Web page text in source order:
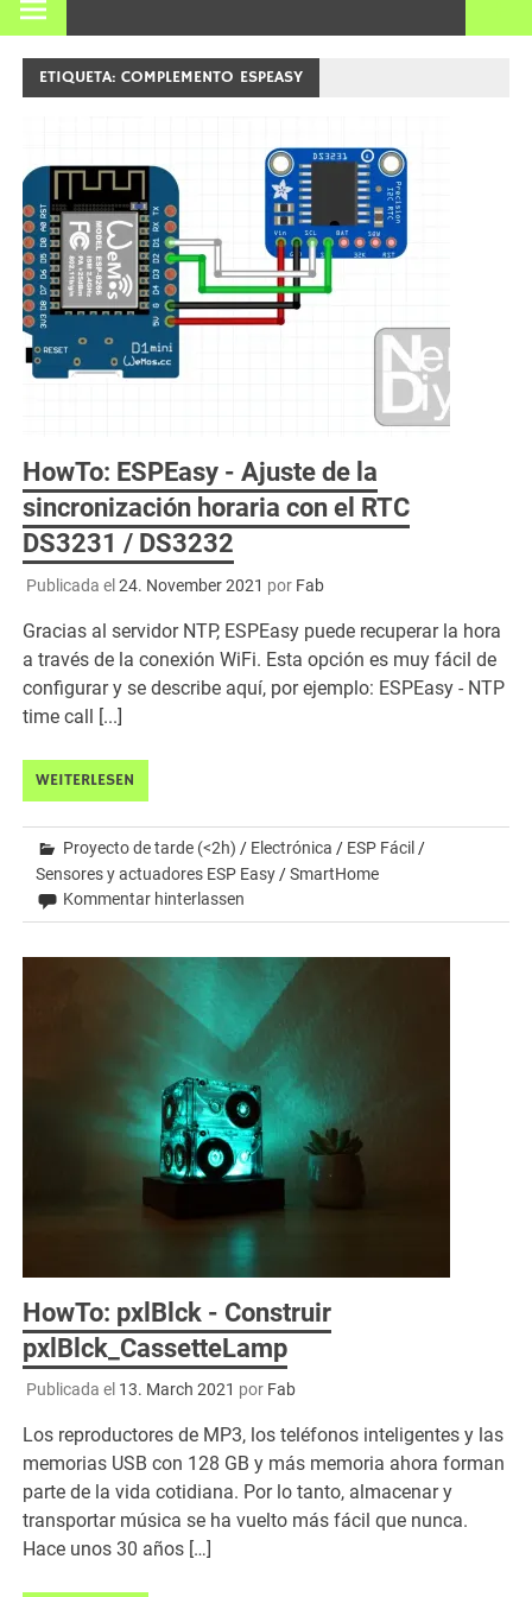
3D y
ETIQUETA:COMPLEMENTO ESPEASY
HowTo: ESPEasy - Ajuste de la
sincronización horaria con el RTC
DS3231 / DS3232
Publicada el 24. November 2021 por Fab
Gracias al servidor NTP, ESPEasy puede recuperar la hora
a través de la conexión WiFi. Esta opción es muy fácil de
configurar y se describe aquí, por ejemplo: ESPEasy - NTP
time call [...]
WEITERLESEN
Proyecto de tarde (<2h) / Electrónica / ESP Fácil /
Sensores y actuadores ESP Easy /SmartHome
Kommentar hinterlassen
HowTo: pxlBlck - Construir
pxlBlck_CassetteLamp
Publicada el 13. March 2021 por Fab
Los reproductores de MP3, los teléfonos inteligentes y las
memorias USB con 128 GB y más memoria ahora forman
parte de la vida cotidiana. Por lo tanto, almacenar y
transportar música se ha vuelto más fácil que nunca.
Hace unos 30 años […]